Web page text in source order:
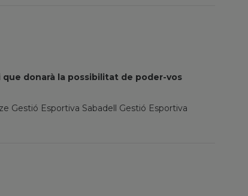
donarà la possibilitat de poder-vos
Gestió Esportiva Sabadell Gestió Esportiva